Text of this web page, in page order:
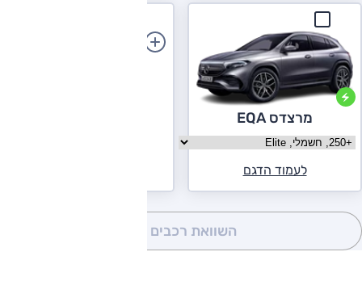
מרצדס EQA
בחר גרסה מרצדס EQA
לעמוד הדגם
השוואת רכבים